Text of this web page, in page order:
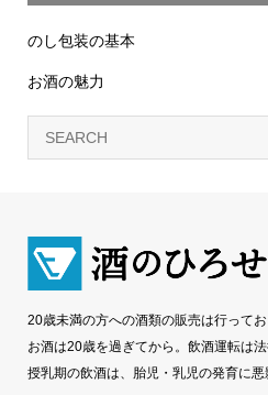
のし包装の基本
お酒の魅力
20歳未満の方への酒類の販売は行って
お酒は20歳を過ぎてから。飲酒運転は
授乳期の飲酒は、胎児・乳児の発育に悪